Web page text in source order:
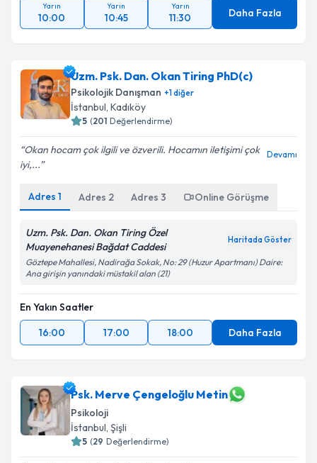
Yarın
10:00
Yarın
10:45
Yarın
11:30 Daha Fazla
Uzm. Psk. Dan. Okan Tiring PhD(c)
Psikolojik Danışman +1diğer
İstanbul, Kadıköy
5 (201 Değerlendirme)
Okan hocam çok ilgili ve özverili. Hocamın iletişimi çok
iyi,...
Devamı
Adres 1 Adres 2 Adres 3 Online Görüşme
Uzm. Psk. Dan. Okan Tiring Özel
Muayenehanesi Bağdat Caddesi
Haritada Göster
Göztepe Mahallesi, Nadirağa Sokak, No: 29 (Huzur Apartmanı) Daire:
Ana girişin yanındaki müstakil alan (21)
En Yakın Saatler
16:00
17:00 18:00 Daha Fazla
Psk. Merve Çengeloğlu Metin
Psikoloji
İstanbul, Şişli
5 (29 Değerlendirme)